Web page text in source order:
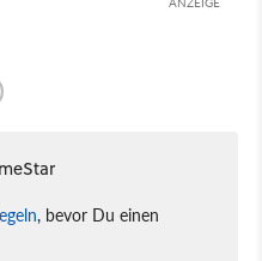
, bevor Du einen